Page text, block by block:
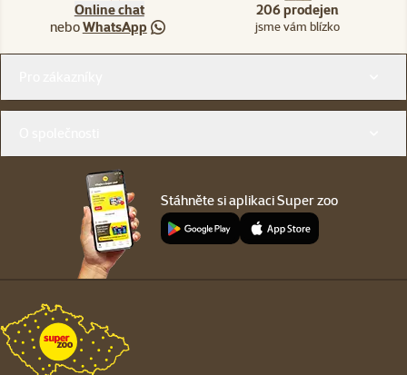
Online chat
neboWhatsApp
206 prodejen
jsme vám blízko
Stáhněte si aplikaci Super zoo